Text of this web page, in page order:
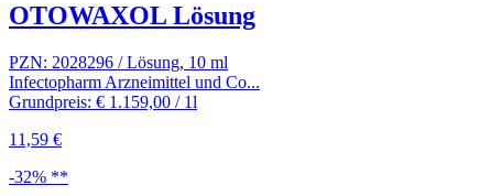
OTOWAXOL Lösung
PZN: 2028296 / Lösung, 10 ml
Infectopharm Arzneimittel und Co...
Grundpreis: € 1.159,00 / 1l
11,59 €
-32% **